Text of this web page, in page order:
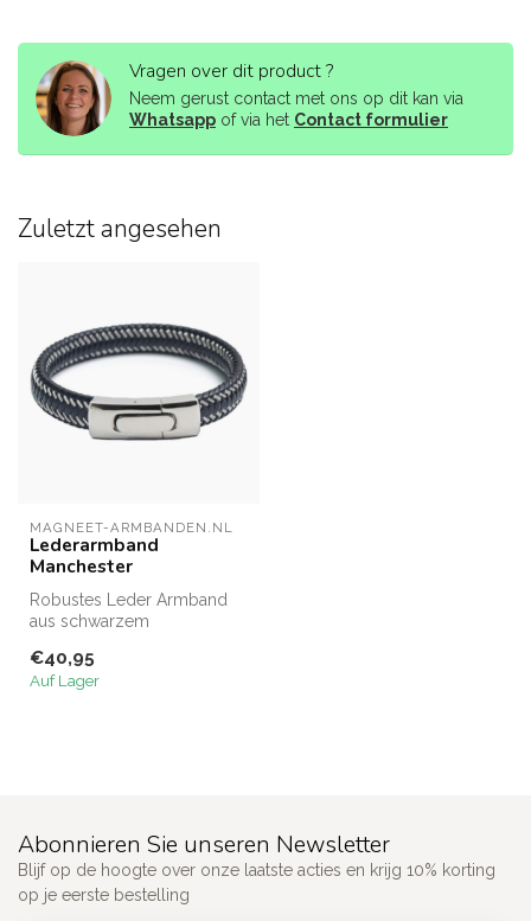
Vragen over dit product ?
Neem gerust contact met ons op dit kan via
Whatsapp of via het Contact formulier
Zuletzt angesehen
MAGNEET-ARMBANDEN.NL
Lederarmband
Manchester
Robustes Leder Armband
aus schwarzem
echtes Leder) mit ...
€40,95
Auf Lager
Abonnieren Sie unseren Newsletter
Blijf op de hoogte over onze laatste acties en krijg 10% korting
op je eerste bestelling